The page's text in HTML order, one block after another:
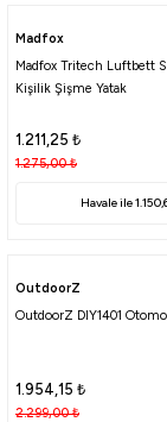
Çantası
Minder)
Madfox
Madfox Tritech Luftbett
Kişilik Şişme Yatak
1.211,25 ₺
1.275,00₺
Havale ile
OutdoorZ
OutdoorZ DIY1401
1.954,15 ₺
2.299,00₺